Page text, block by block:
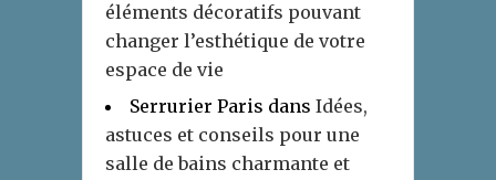
éléments décoratifs pouvant
changer l’esthétique de votre
espace de vie
Serrurier Paris dans Idées,
astuces et conseils pour une
salle de bains charmante et